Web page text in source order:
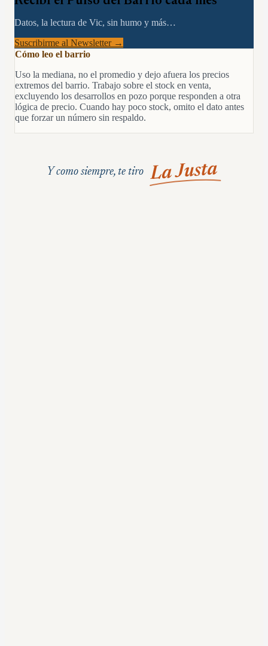
Datos, la lectura de Vic, sin humo y más…
Suscribirme al Newsletter →
Cómo leo el barrio
Uso la mediana, no el promedio y dejo afuera los precios
extremos del barrio. Trabajo sobre el stock en venta,
excluyendo los desarrollos en pozo porque responden a otra
lógica de precio. Cuando hay poco stock, omito el dato antes
que forzar un número sin respaldo.
Y como siempre, te tiro La Justa